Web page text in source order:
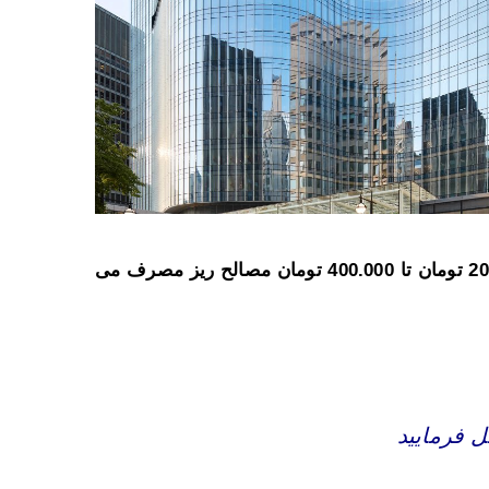
نیاز به پیچ و پرج، الکترود ، صفحه برش و…. نیز می باشد که با توجه به میزان مصرف آن از حدود متری 200.000 تومان تا 400.000 تومان مصالح ریز مصرف می
فرمایید